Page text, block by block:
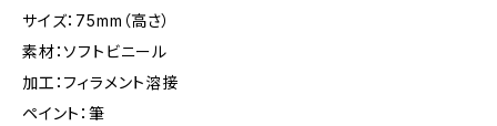
サイズ：75mm（高さ）
素材：ソフトビニール
加工：フィラメント溶接
ペイント：筆